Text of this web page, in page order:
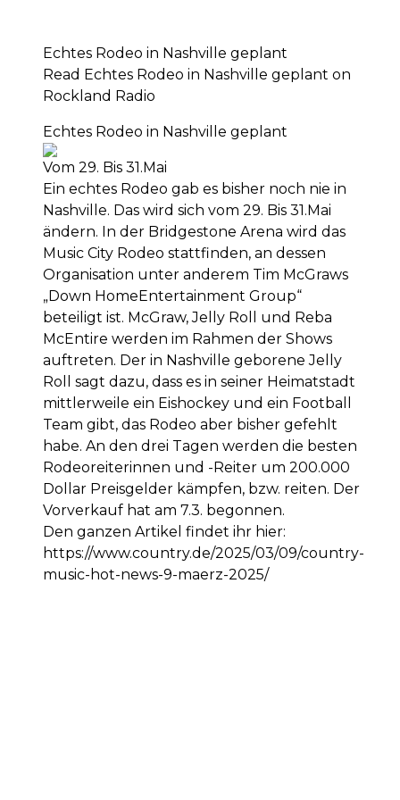
Echtes Rodeo in Nashville geplant
Read Echtes Rodeo in Nashville geplant on
Rockland Radio
Echtes Rodeo in Nashville geplant
Vom 29. Bis 31.Mai
Ein echtes Rodeo gab es bisher noch nie in
Nashville. Das wird sich vom 29. Bis 31.Mai
ändern. In der Bridgestone Arena wird das
Music City Rodeo stattfinden, an dessen
Organisation unter anderem Tim McGraws
„Down HomeEntertainment Group“
beteiligt ist. McGraw, Jelly Roll und Reba
McEntire werden im Rahmen der Shows
auftreten. Der in Nashville geborene Jelly
Roll sagt dazu, dass es in seiner Heimatstadt
mittlerweile ein Eishockey und ein Football
Team gibt, das Rodeo aber bisher gefehlt
habe. An den drei Tagen werden die besten
Rodeoreiterinnen und -Reiter um 200.000
Dollar Preisgelder kämpfen, bzw. reiten. Der
Vorverkauf hat am 7.3. begonnen.
Den ganzen Artikel findet ihr hier:
https://www.country.de/2025/03/09/country-
music-hot-news-9-maerz-2025/